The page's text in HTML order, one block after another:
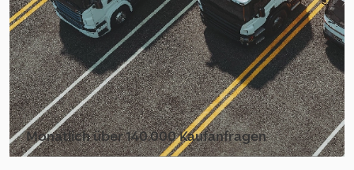
Monatlich über 140.000 Kaufanfragen